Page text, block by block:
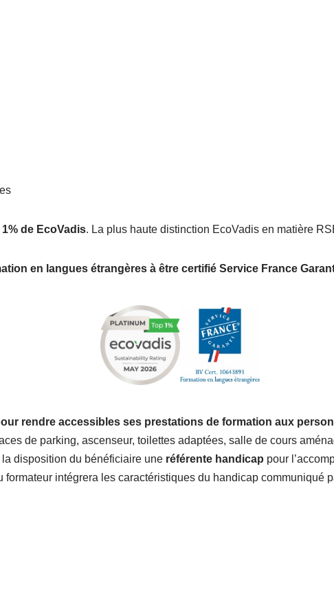
de EcoVadis. La plus haute distinction EcoVadis en matière
en langues étrangères à être certifié Service France
rendre accessibles ses prestations de formation aux
de parking, ascenseur, toilettes adaptées, salle de cours
la disposition du bénéficiaire une référente handicap pour
formateur intégrera les caractéristiques du handicap communiqué